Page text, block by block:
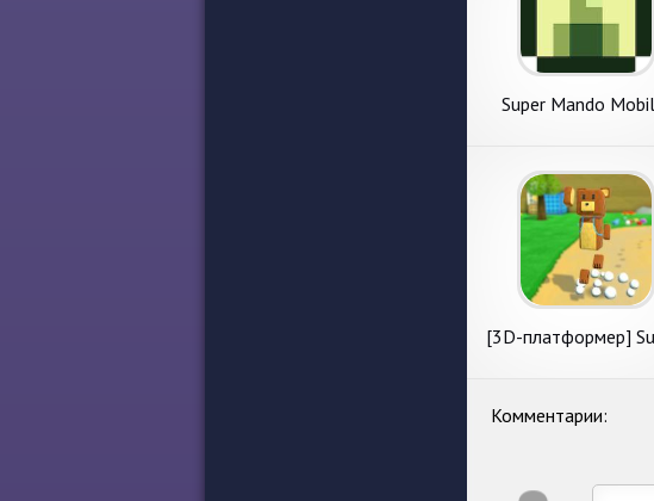
Super Mando
[3D-платформер]
Комментарии: